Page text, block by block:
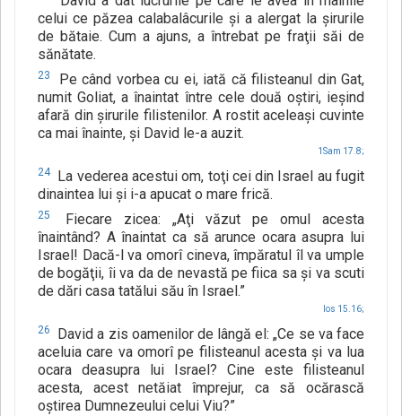
celui ce păzea calabalâcurile şi a alergat la şirurile
de bătaie. Cum a ajuns, a întrebat pe fraţii săi de
sănătate.
23
Pe când vorbea cu ei, iată că filisteanul din Gat,
numit Goliat, a înaintat între cele două oştiri, ieşind
afară din şirurile filistenilor. A rostit aceleaşi cuvinte
ca mai înainte, şi David le-a auzit.
1Sam 17.8;
24
La vederea acestui om, toţi cei din Israel au fugit
dinaintea lui şi i-a apucat o mare frică.
25
Fiecare zicea: „Aţi văzut pe omul acesta
înaintând? A înaintat ca să arunce ocara asupra lui
Israel! Dacă-l va omorî cineva, împăratul îl va umple
de bogăţii, îi va da de nevastă pe fiica sa şi va scuti
de dări casa tatălui său în Israel.”
Ios 15.16;
26
David a zis oamenilor de lângă el: „Ce se va face
aceluia care va omorî pe filisteanul acesta şi va lua
ocara deasupra lui Israel? Cine este filisteanul
acesta, acest netăiat împrejur, ca să ocărască
oştirea Dumnezeului celui Viu?”